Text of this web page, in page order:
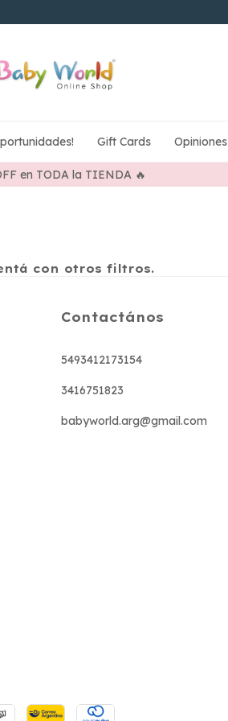
en TODA la TIENDA 🔥
Gift Cards Opiniones
con otros filtros.
Contactános
5493412173154
3416751823
babyworld.arg@gmail.com